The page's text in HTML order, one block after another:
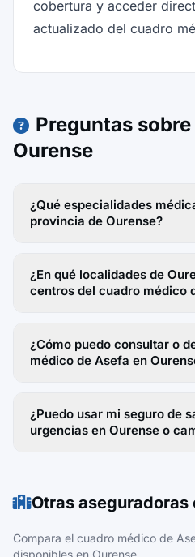
cobertura y acceder
actualizado del cuadro
Preguntas
Ourense
¿Qué especialidades
provincia de Ourense?
¿En qué localidades de
centros del cuadro médico
¿Cómo puedo consultar o
médico de Asefa en
¿Puedo usar mi seguro de
urgencias en Ourense o
Otras aseguradoras
Compara el cuadro médico de
disponibles en Ourense.